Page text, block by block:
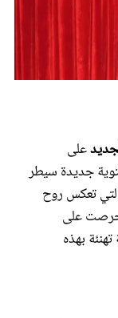
على
جديدة سيطر
التي تعكس روح
حرصت على
بهذه